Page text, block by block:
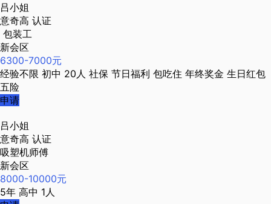
吕小姐
意奇高 认证
包装工
新会区
6300-7000元
经验不限 初中 20人 社保 节日福利 包吃住 年终奖金 生日红包
五险
申请
吕小姐
意奇高 认证
吸塑机师傅
新会区
8000-10000元
5年 高中 1人